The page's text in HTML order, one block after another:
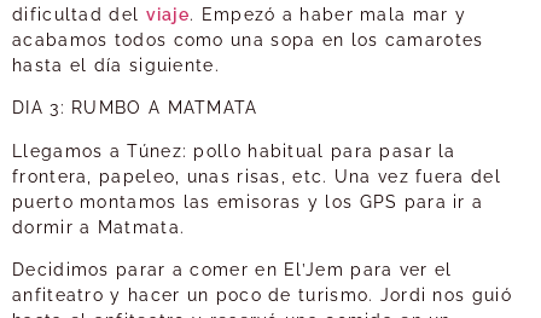
dificultad del viaje. Empezó a haber mala mar y
acabamos todos como una sopa en los camarotes
hasta el día siguiente.
DIA 3: RUMBO A MATMATA
Llegamos a Túnez: pollo habitual para pasar la
frontera, papeleo, unas risas, etc. Una vez fuera del
puerto montamos las emisoras y los GPS para ir a
dormir a Matmata.
Decidimos parar a comer en El’Jem para ver el
anfiteatro y hacer un poco de turismo. Jordi nos guió